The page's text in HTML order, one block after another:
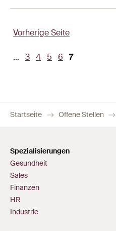
Seitennummerierung
Vorherige Seite
… Page
3 Page
4 Page
5 Page
6
Aktuelle
7
Startseite Offene Stellen
Spezialisierungen
Gesundheit
Sales
Finanzen
HR
Industrie